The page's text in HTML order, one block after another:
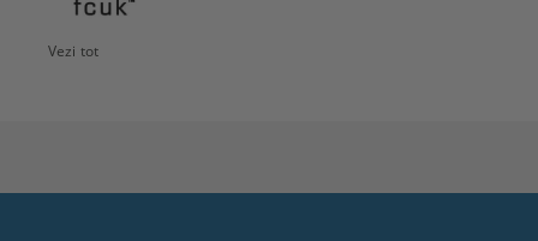
Vezi tot